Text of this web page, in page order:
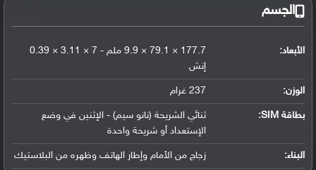
الجسم
الأبعاد:
177.7 × 79.1 × 9.9 ملم - 7 × 3.11 × 0.39
إنش
الوزن: 237 غرام
بطاقة SIM:
ثنائي الشريحة (نانو سيم) - الإثنين في وضع
الإستعداد أو شريحة واحدة
البناء: زجاج من الأمام وإطار الهاتف وظهره من البلاستيك